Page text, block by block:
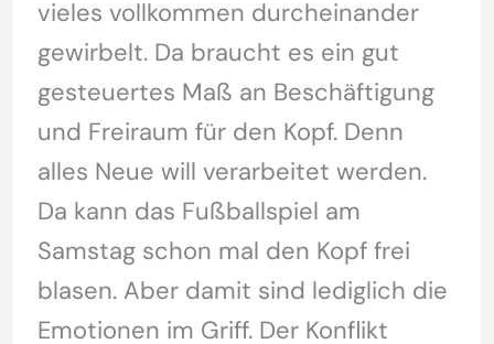
vieles vollkommen durcheinander
gewirbelt. Da braucht es ein gut
gesteuertes Maß an Beschäftigung
und Freiraum für den Kopf. Denn
alles Neue will verarbeitet werden.
Da kann das Fußballspiel am
Samstag schon mal den Kopf frei
blasen. Aber damit sind lediglich die
Emotionen im Griff. Der Konflikt